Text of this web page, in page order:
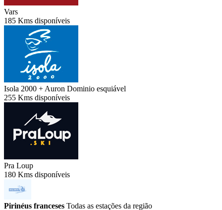
Vars
185 Kms disponíveis
Isola 2000 + Auron Dominio esquiável
255 Kms disponíveis
Pra Loup
180 Kms disponíveis
Pirinéus franceses Todas as estações da região